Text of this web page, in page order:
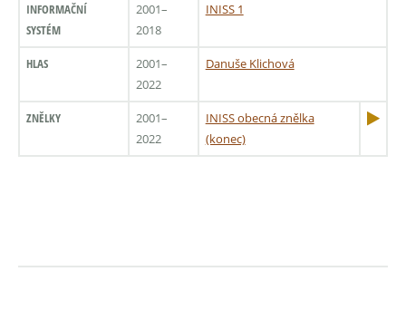
INFORMAČNÍ
SYSTÉM
2001–
2018
INISS 1
HLAS
2001–
2022
Danuše Klichová
ZNĚLKY
2001–
2022
INISS obecná znělka
(konec)